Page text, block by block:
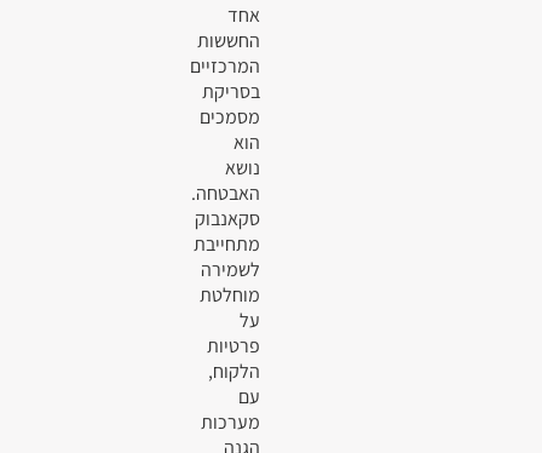
אחד
החששות
המרכזיים
בסריקת
מסמכים
הוא
נושא
האבטחה.
סקאנבוק
מתחייבת
לשמירה
מוחלטת
על
פרטיות
הלקוח,
עם
מערכות
הגנה